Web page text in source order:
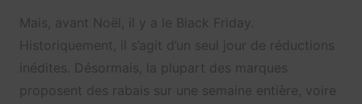
Mais, avant Noël, il y a le Black Friday.
Historiquement, il s’agit d’un seul jour de réductions
inédites. Désormais, la plupart des marques
proposent des rabais sur une semaine entière, voire